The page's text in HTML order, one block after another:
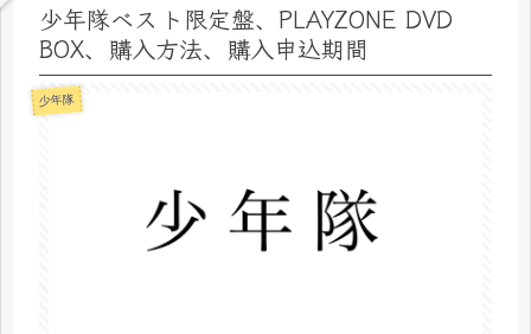
少年隊ベスト限定盤、PLAYZONE DVD
BOX、購入方法、購入申込期間
少年隊